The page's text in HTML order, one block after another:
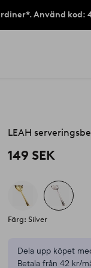
Använd kod:
LEAH
149 SEK
Färg: Silver
Dela upp köpet
Betala från 42 kr/